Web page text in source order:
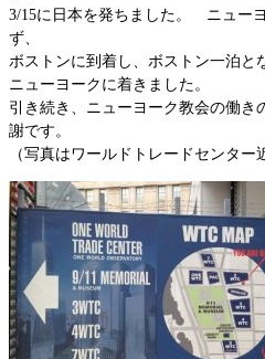
3/15に日本を発ちました。 ニュー
ず、
ボストンに到着し、ボストン一泊と
ニューヨークに着きました。
引き続き、ニューヨーク教会の働き
謝です。
（写真はワールドトレードセンター